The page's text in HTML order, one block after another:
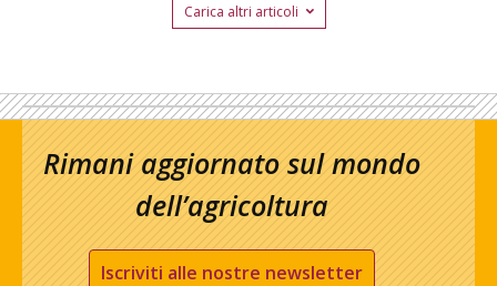
Carica altri articoli
Rimani aggiornato sul mondo
dell’agricoltura
Iscriviti alle nostre newsletter